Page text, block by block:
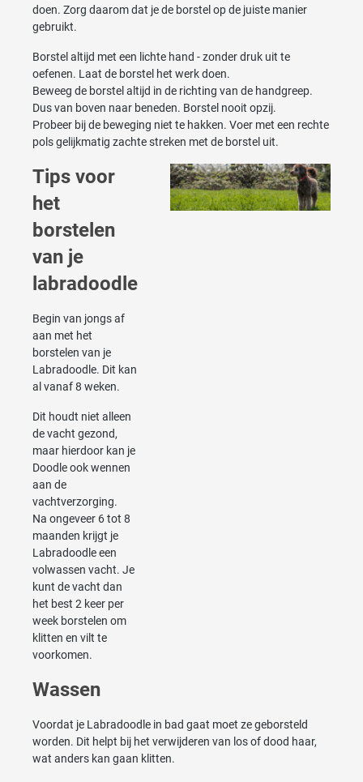
doen. Zorg daarom dat je de borstel op de juiste manier
gebruikt.
Borstel altijd met een lichte hand - zonder druk uit te
oefenen. Laat de borstel het werk doen.
Beweeg de borstel altijd in de richting van de handgreep.
Dus van boven naar beneden. Borstel nooit opzij.
Probeer bij de beweging niet te hakken. Voer met een rechte
pols gelijkmatig zachte streken met de borstel uit.
Tips voor
het
borstelen
van je
labradoodle
Begin van jongs af
aan met het
borstelen van je
Labradoodle. Dit kan
al vanaf 8 weken.
Dit houdt niet alleen
de vacht gezond,
maar hierdoor kan je
Doodle ook wennen
aan de
vachtverzorging.
Na ongeveer 6 tot 8
maanden krijgt je
Labradoodle een
volwassen vacht. Je
kunt de vacht dan
het best 2 keer per
week borstelen om
klitten en vilt te
voorkomen.
Wassen
Voordat je Labradoodle in bad gaat moet ze geborsteld
worden. Dit helpt bij het verwijderen van los of dood haar,
wat anders kan gaan klitten.